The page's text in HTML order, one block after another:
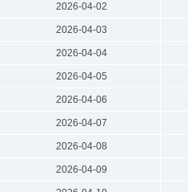
2026-04-02
2026-04-03
2026-04-04
2026-04-05
2026-04-06
2026-04-07
2026-04-08
2026-04-09